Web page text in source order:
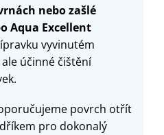
nebo zašlé
Aqua Excellent
vyvinutém
účinné čištění
povrch otřít
pro dokonalý